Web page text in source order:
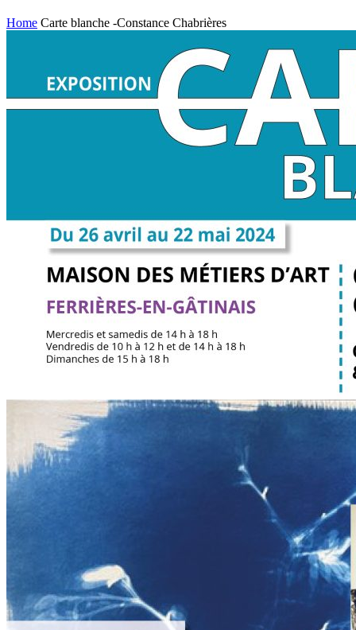
Home Carte blanche -Constance Chabrières